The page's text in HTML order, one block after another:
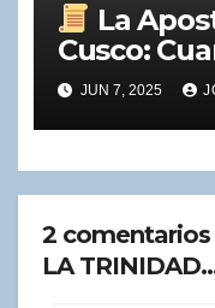
La
Cusco:
Segundo
JUN 7, 2025
2 comentarios
LA